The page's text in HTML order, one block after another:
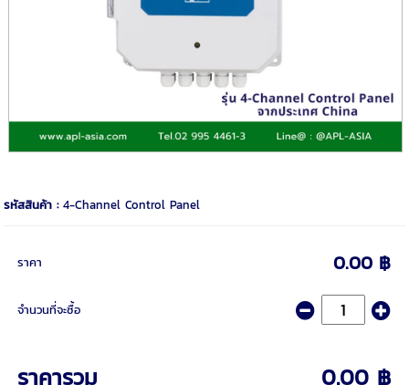
รหัสสินค้า :4-Channel Control Panel
ราคา 0.00 ฿
จำนวนที่จะซื้อ
ราคารวม 0.00 ฿